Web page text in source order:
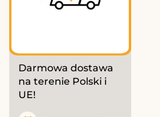
Darmowa dostawa
na terenie Polski i
UE!